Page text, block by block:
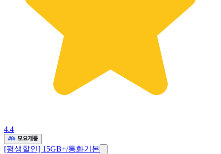
4.4
[평생할인] 15GB+/통화기본